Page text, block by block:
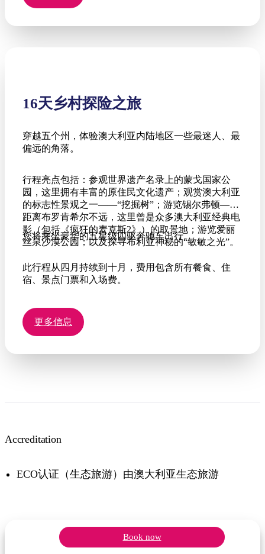
16天乡村探险之旅
穿越五个州，体验澳大利亚内陆地区一些最迷人、最
偏远的角落。
行程亮点包括：参观世界遗产名录上的蒙戈国家公
园，这里拥有丰富的原住民文化遗产；观赏澳大利亚
的标志性景观之一——“挖掘树”；游览锡尔弗顿——
距离布罗肯希尔不远，这里曾是众多澳大利亚经典电
影（包括《疯狂的麦克斯2》）的取景地；游览爱丽
丝泉沙漠公园；以及探寻布利亚神秘的“敏敏之光”。
您将乘坐豪华的五星级四驱奔驰车出行。
此行程从四月持续到十月，费用包含所有餐食、住
宿、景点门票和入场费。
更多信息
Accreditation
ECO认证（生态旅游）由澳大利亚生态旅游
Book now